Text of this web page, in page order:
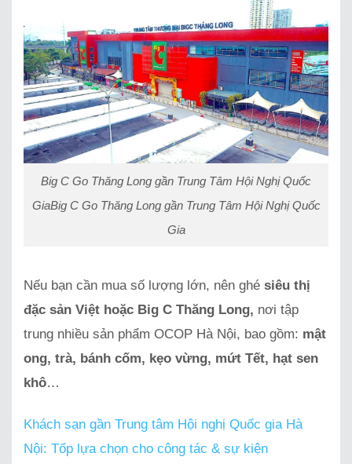
Big C Go Thăng Long gần Trung Tâm Hội Nghị Quốc
GiaBig C Go Thăng Long gần Trung Tâm Hội Nghị Quốc
Gia
Nếu bạn cần mua số lượng lớn, nên ghé siêu thị
đặc sản Việt hoặc Big C Thăng Long, nơi tập
trung nhiều sản phẩm OCOP Hà Nội, bao gồm: mật
ong, trà, bánh cốm, kẹo vừng, mứt Tết, hạt sen
khô…
Khách sạn gần Trung tâm Hội nghị Quốc gia Hà
Nội: Tốp lựa chọn cho công tác & sự kiện